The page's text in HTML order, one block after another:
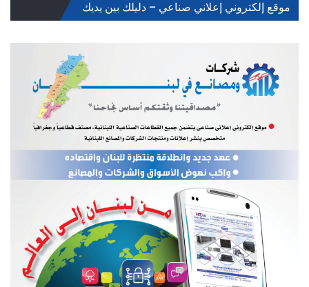
موقع إلكتروني إعلاني صناعي – دليلك بين يديك